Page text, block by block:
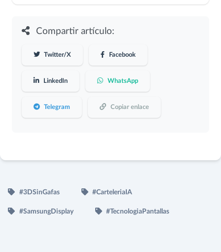
Compartir artículo:
Twitter/X Facebook
LinkedIn WhatsApp
Telegram Copiar enlace
#3DSinGafas #CarteleriaIA
#SamsungDisplay #TecnologiaPantallas